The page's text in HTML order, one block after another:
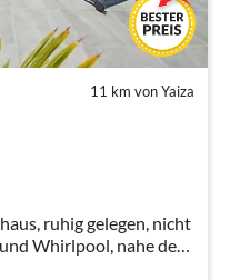
11 km von Yaiza
ruhig gelegen, nicht
Whirlpool, nahe der